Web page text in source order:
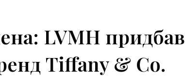
LVMH придбав
Tiffany & Co.